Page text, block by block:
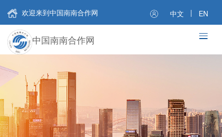
欢迎来到中国南南合作网 中文 | EN
中国南南合作网